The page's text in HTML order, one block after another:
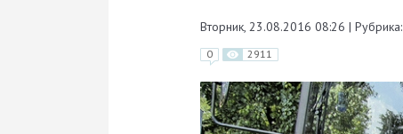
Вторник, 23.08.2016 08:26 | Рубрика:
0 2911